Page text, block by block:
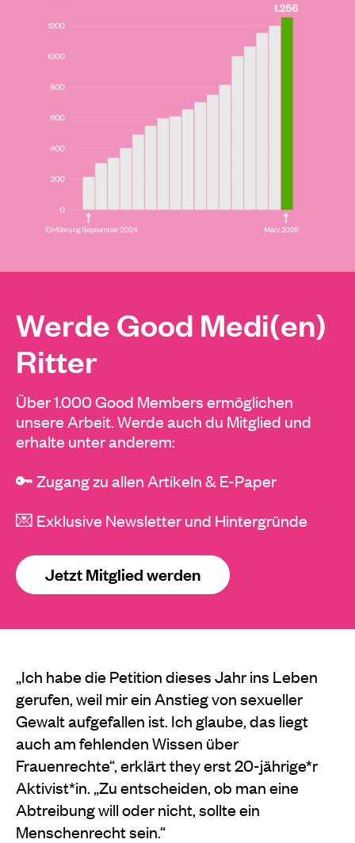
Werde Good Medi(en)
Ritter
Über 1.000 Good Members ermöglichen
unsere Arbeit. Werde auch du Mitglied und
erhalte unter anderem:
🔑 Zugang zu allen Artikeln & E-Paper
💌 Exklusive Newsletter und Hintergründe
Jetzt Mitglied werden
„Ich habe die Petition dieses Jahr ins Leben
gerufen, weil mir ein Anstieg von sexueller
Gewalt aufgefallen ist. Ich glaube, das liegt
auch am fehlenden Wissen über
Frauenrechte“, erklärt they erst 20-jährige*r
Aktivist*in. „Zu entscheiden, ob man eine
Abtreibung will oder nicht, sollte ein
Menschenrecht sein.“